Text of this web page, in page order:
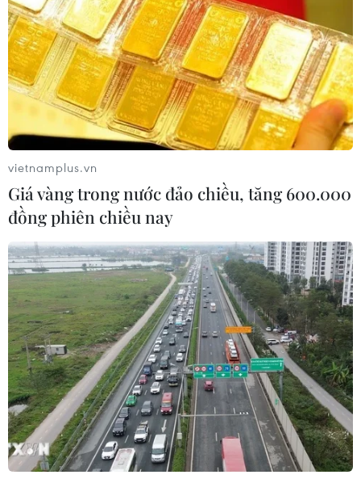
từ năm 2027
07/08/2026 13:01
APIE Camp 2026: Kết nối sinh viên
Việt Nam với cộng đồng Internet
quốc tế
07/08/2026 12:04
Khởi động RE:ACT: Thử thách thanh
niên đổi mới sáng tạo vì cộng đồng
bền vững
07/08/2026 10:33
Hạ tầng AI - động lực tăng trưởng
mới của Đông Nam Á
07/08/2026 10:19
Quân khu 7 đẩy mạnh ứng dụng
khoa học-công nghệ trong tìm kiếm,
vietnamplus.vn
Giá vàng trong nước đảo chiều, tăng 600.000
đồng phiên chiều nay